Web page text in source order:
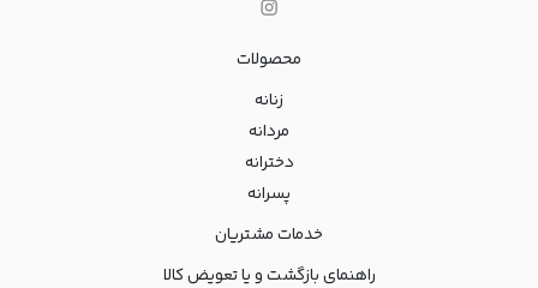
محصولات
زنانه
مردانه
دخترانه
پسرانه
خدمات مشتریان
راهنمای بازگشت و یا تعویض کالا